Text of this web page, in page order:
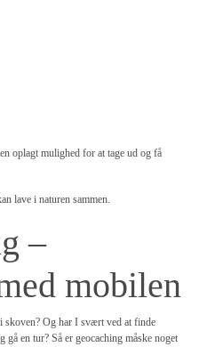
oplagt mulighed for at tage ud og få
lave i naturen sammen.
–
mobilen
skoven? Og har I svært ved at finde
en tur? Så er geocaching måske noget